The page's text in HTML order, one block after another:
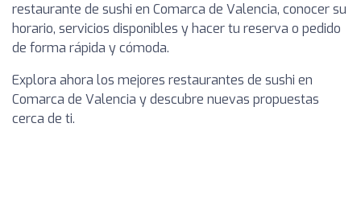
restaurante de sushi en Comarca de Valencia, conocer su
horario, servicios disponibles y hacer tu reserva o pedido
de forma rápida y cómoda.
Explora ahora los mejores restaurantes de sushi en
Comarca de Valencia y descubre nuevas propuestas
cerca de ti.